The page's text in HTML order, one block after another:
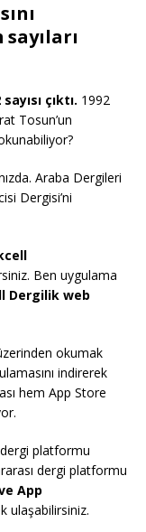
çıktı. 1992
Tosun’un
Araba Dergileri
Dergisi’ni
Ben uygulama
Dergilik web
okumak
indirerek
hem App Store
platformu
dergi platformu
App
ulaşabilirsiniz.